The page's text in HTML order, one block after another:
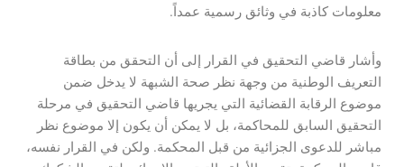
معلومات كاذبة في وثائق رسمية عمداً.
وأشار قاضي التحقيق في القرار إلى أن التحقق من بطاقة
التعريف الوطنية من وجهة نظر صحة الشبهة لا يدخل ضمن
موضوع الرقابة القضائية التي يجريها قاضي التحقيق في مرحلة
التحقيق السابق للمحاكمة، بل لا يمكن أن يكون إلا موضوع نظر
مباشر للدعوى الجزائية من قبل المحكمة. ولكن في القرار نفسه،